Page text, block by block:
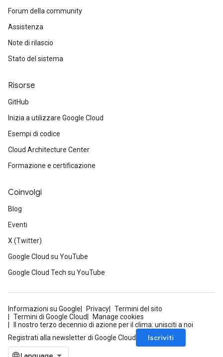
Forum della community
Assistenza
Note di rilascio
Stato del sistema
Risorse
GitHub
Inizia a utilizzare Google Cloud
Esempi di codice
Cloud Architecture Center
Formazione e certificazione
Coinvolgi
Blog
Eventi
X (Twitter)
Google Cloud su YouTube
Google Cloud Tech su YouTube
Informazioni su Google Privacy
Termini del sito
Termini di Google Cloud
Manage cookies
Il nostro terzo decennio di azione per il clima: unisciti a noi
Registrati alla newsletter di Google Cloud
Iscriviti